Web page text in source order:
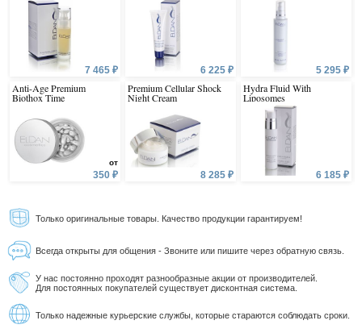
7 465 ₽
Anti-Age Premium
Biothox Time
от
350 ₽
6 225 ₽
Premium Cellular Shock
Night Cream
8 285 ₽
5 295 ₽
Hydra Fluid With
Liposomes
6 185 ₽
Только оригинальные товары. Качество продукции гарантируем!
Всегда открыты для общения - Звоните или пишите через обратную связь.
У нас постоянно проходят разнообразные акции от производителей.
Для постоянных покупателей существует дисконтная система.
Только надежные курьерские службы, которые стараются соблюдать сроки.